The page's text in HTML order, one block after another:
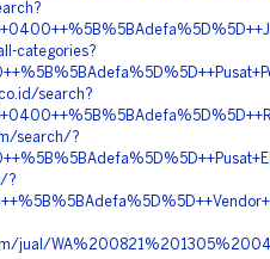
categories?
search?
search/?
?
jual/